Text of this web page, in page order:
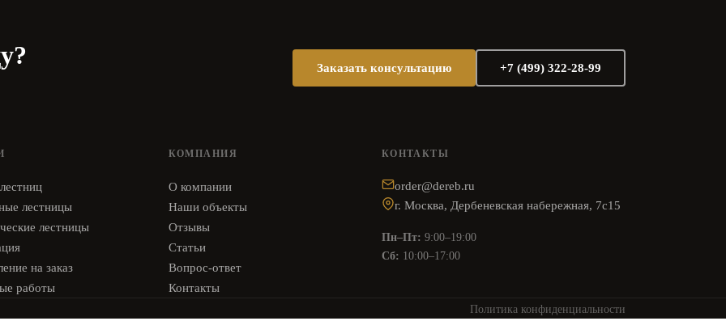
Заказать консультацию +7 (499) 322-28-99
лестницы
лестницы
на заказ
работы
КОМПАНИЯ
О компании
Наши объекты
Отзывы
Статьи
Вопрос-ответ
Контакты
КОНТАКТЫ
order@dereb.ru
г. Москва, Дербеневская набережная, 7с15
Пн–Пт: 9:00–19:00
Сб: 10:00–17:00
Политика конфиденциальности